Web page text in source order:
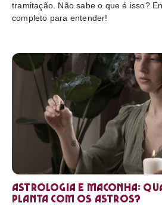
tramitação. Não sabe o que é isso?
completo para entender!
Astrologia e maconha:
planta com os astros?